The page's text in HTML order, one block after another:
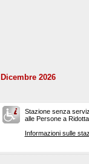
2026
Stazione senza
alle Persone a
Informazioni sulle